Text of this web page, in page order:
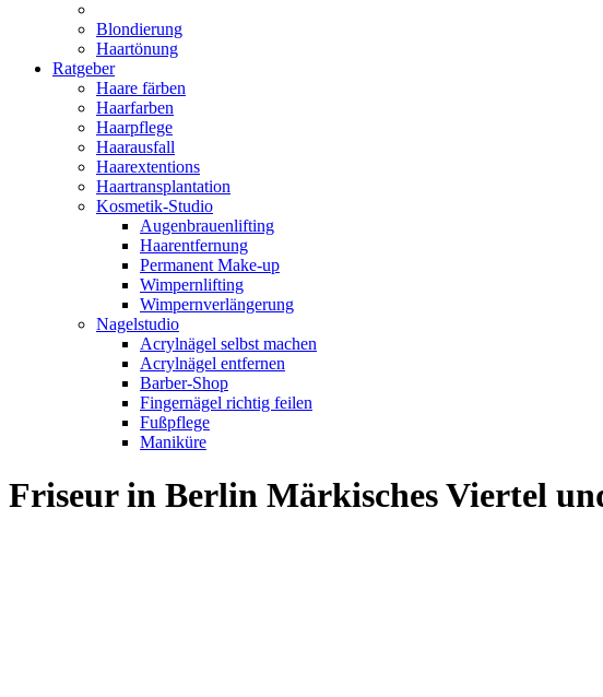
Blondierung
Haartönung
Ratgeber
Haare färben
Haarfarben
Haarpflege
Haarausfall
Haarextentions
Haartransplantation
Kosmetik-Studio
Augenbrauenlifting
Haarentfernung
Permanent Make-up
Wimpernlifting
Wimpernverlängerung
Nagelstudio
Acrylnägel selbst machen
Acrylnägel entfernen
Barber-Shop
Fingernägel richtig feilen
Fußpflege
Maniküre
Friseur in Berlin Märkisches Viertel